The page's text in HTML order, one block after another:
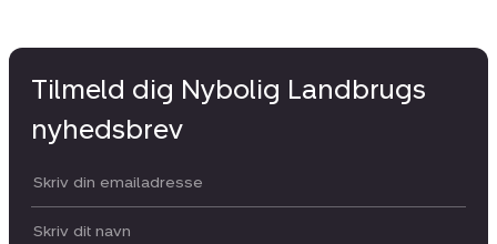
Tilmeld dig Nybolig Landbrugs
nyhedsbrev
Din email:
Dit navn: